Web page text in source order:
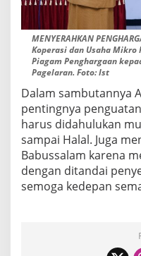
MENYERAHKAN
Koperasi dan Usaha
Piagam Penghargaan
Pagelaran. Foto: Ist
Dalam sambutannya
pentingnya
harus didahulukan
sampai Halal. Juga
Babussalam karena
dengan ditandai
semoga kedepan